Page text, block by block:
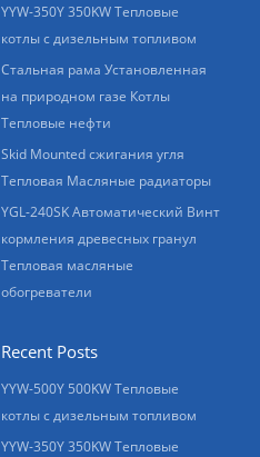
YYW-350Y 350KW Тепловые
котлы с дизельным топливом
Стальная рама Установленная
на природном газе Котлы
Тепловые нефти
Skid Mounted сжигания угля
Тепловая Масляные радиаторы
YGL-240SK Автоматический Винт
кормления древесных гранул
Тепловая масляные
обогреватели
Recent Posts
YYW-500Y 500KW Тепловые
котлы с дизельным топливом
YYW-350Y 350KW Тепловые